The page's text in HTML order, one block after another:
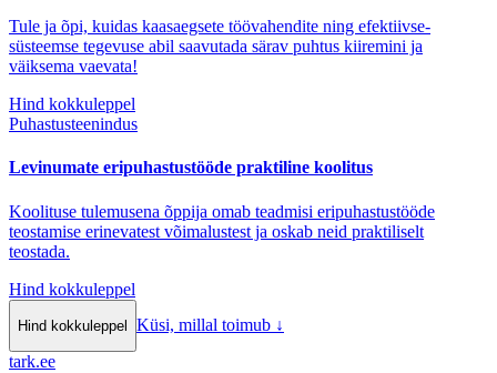
Tule ja õpi, kuidas kaasaegsete töövahendite ning efektiivse-
süsteemse tegevuse abil saavutada särav puhtus kiiremini ja
väiksema vaevata!
Hind kokkuleppel
Puhastusteenindus
Levinumate eripuhastustööde praktiline koolitus
Koolituse tulemusena õppija omab teadmisi eripuhastustööde
teostamise erinevatest võimalustest ja oskab neid praktiliselt
teostada.
Hind kokkuleppel
Hind kokkuleppel Küsi, millal toimub ↓
tark.ee